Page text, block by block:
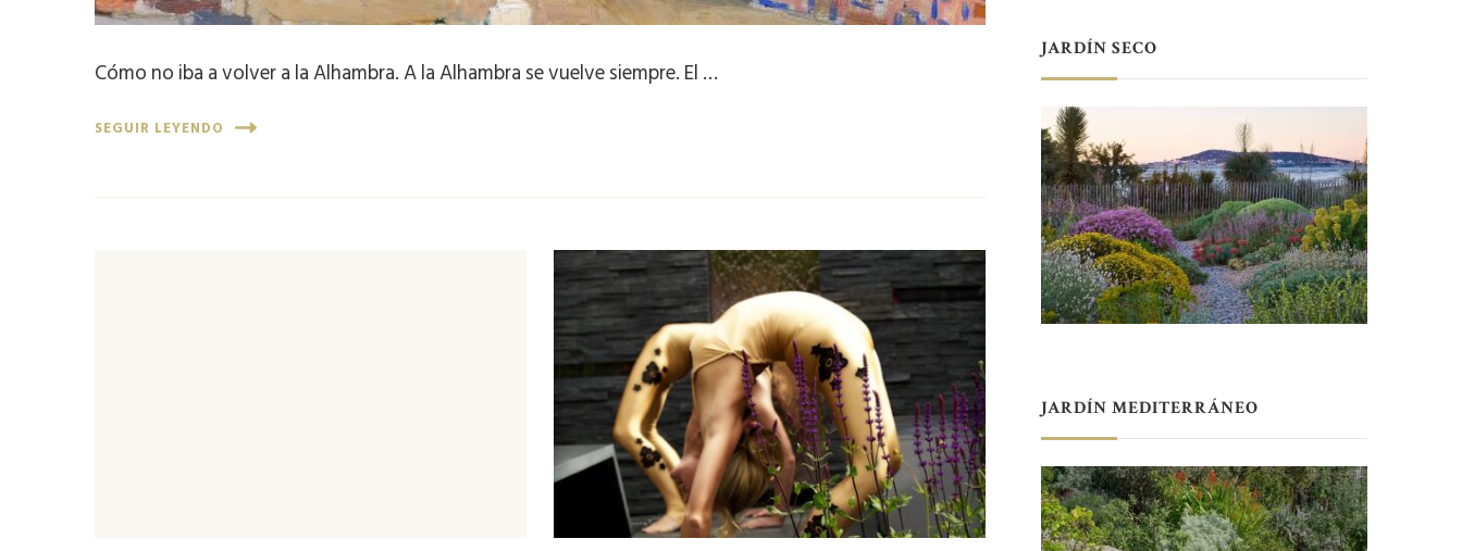
Cómo no iba a volver a la Alhambra. A la Alhambra se vuelve siempre. El …
SEGUIR LEYENDO
JARDÍN SECO
JARDÍN MEDITERRÁNEO